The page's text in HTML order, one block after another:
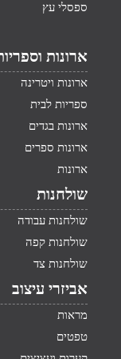
ספסלי עץ
ארונות
ארונות ויטרינה
ספריות לבית
ארונות בגדים
ארונות ספרים
ארונות
שולחנות
שולחנות עבודה
שולחנות קפה
שולחנות צד
אביזרי עיצוב
מראות
טפטים